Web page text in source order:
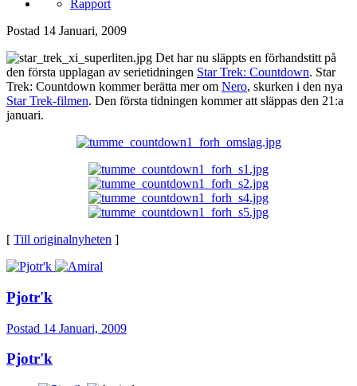
Rapport
Postad 14 Januari, 2009
Det har nu släppts en förhandstitt på
den första upplagan av serietidningen Star Trek: Countdown. Star
Trek: Countdown kommer berätta mer om Nero, skurken i den nya
Star Trek-filmen. Den första tidningen kommer att släppas den 21:a
januari.
[ Till originalnyheten ]
Pjotr'k
Postad 14 Januari, 2009
Pjotr'k